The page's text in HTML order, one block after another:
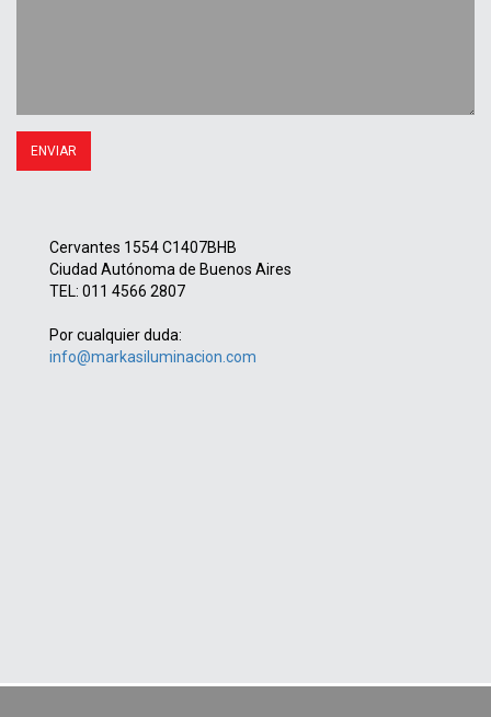
Cervantes 1554 C1407BHB
Ciudad Autónoma de Buenos Aires
TEL: 011 4566 2807
Por cualquier duda:
info@markasiluminacion.com